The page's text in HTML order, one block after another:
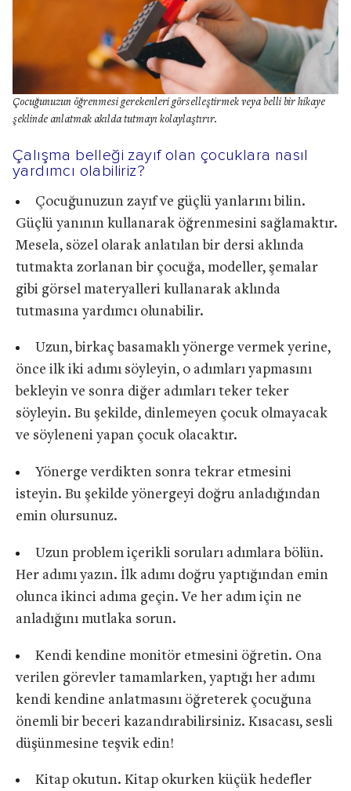
Çocuğunuzun öğrenmesi gerekenleri görselleştirmek veya belli bir hikaye
şeklinde anlatmak akılda tutmayı kolaylaştırır.
Çalışma belleği zayıf olan çocuklara nasıl
yardımcı olabiliriz?
Çocuğunuzun zayıf ve güçlü yanlarını bilin.
Güçlü yanının kullanarak öğrenmesini sağlamaktır.
Mesela, sözel olarak anlatılan bir dersi aklında
tutmakta zorlanan bir çocuğa, modeller, şemalar
gibi görsel materyalleri kullanarak aklında
tutmasına yardımcı olunabilir.
Uzun, birkaç basamaklı yönerge vermek yerine,
önce ilk iki adımı söyleyin, o adımları yapmasını
bekleyin ve sonra diğer adımları teker teker
söyleyin. Bu şekilde, dinlemeyen çocuk olmayacak
ve söyleneni yapan çocuk olacaktır.
Yönerge verdikten sonra tekrar etmesini
isteyin. Bu şekilde yönergeyi doğru anladığından
emin olursunuz.
Uzun problem içerikli soruları adımlara bölün.
Her adımı yazın. İlk adımı doğru yaptığından emin
olunca ikinci adıma geçin. Ve her adım için ne
anladığını mutlaka sorun.
Kendi kendine monitör etmesini öğretin. Ona
verilen görevler tamamlarken, yaptığı her adımı
kendi kendine anlatmasını öğreterek çocuğuna
önemli bir beceri kazandırabilirsiniz. Kısacası, sesli
düşünmesine teşvik edin!
Kitap okutun. Kitap okurken küçük hedefler